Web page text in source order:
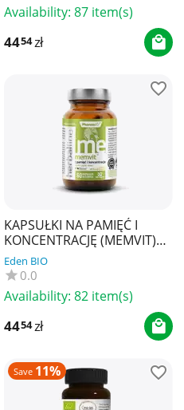
Availability: 87 item(s)
4454zł
KAPSUŁKI NA PAMIĘĆ I
KONCENTRACJĘ (MEMVIT)
BEZGLUTENOWE 60 szt. -
PHARMOVIT (HERBALLINE)
Eden BIO
0.0
Availability: 82 item(s)
4454zł
Save 11%